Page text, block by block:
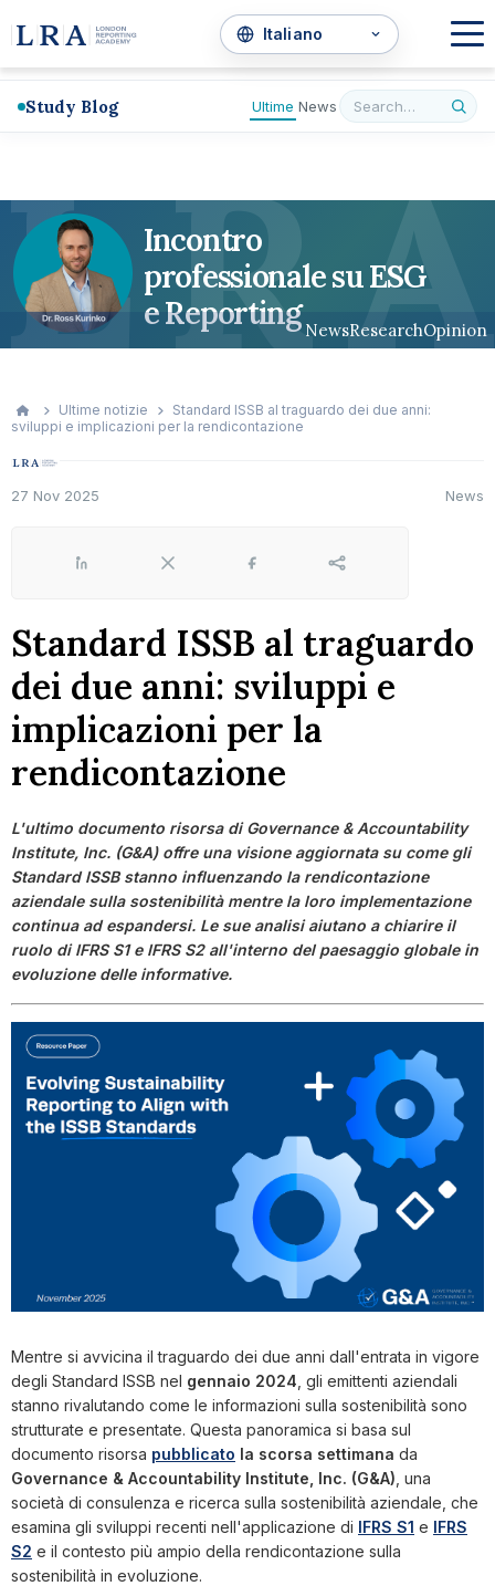
Study Blog Ultime News
Incontro
professionale su ESG
e Reporting NewsResearchOpinion
LRA
Ultime notizie
Standard ISSB al traguardo dei due anni:
sviluppi e implicazioni per la rendicontazione
27 Nov 2025 News
LinkedIn X Facebook Share
Standard ISSB al traguardo
dei due anni: sviluppi e
implicazioni per la
rendicontazione
L'ultimo documento risorsa di Governance & Accountability
Institute, Inc. (G&A) offre una visione aggiornata su come gli
Standard ISSB stanno influenzando la rendicontazione
aziendale sulla sostenibilità mentre la loro implementazione
continua ad espandersi. Le sue analisi aiutano a chiarire il
ruolo di IFRS S1 e IFRS S2 all'interno del paesaggio globale in
evoluzione delle informative.
Mentre si avvicina il traguardo dei due anni dall'entrata in vigore
degli Standard ISSB nel gennaio 2024 , gli emittenti aziendali
stanno rivalutando come le informazioni sulla sostenibilità sono
strutturate e presentate. Questa panoramica si basa sul
documento risorsa pubblicato la scorsa settimana da
Governance & Accountability Institute, Inc. (G&A) , una
società di consulenza e ricerca sulla sostenibilità aziendale, che
esamina gli sviluppi recenti nell'applicazione di IFRS S1 e IFRS
S2 e il contesto più ampio della rendicontazione sulla
sostenibilità in evoluzione.